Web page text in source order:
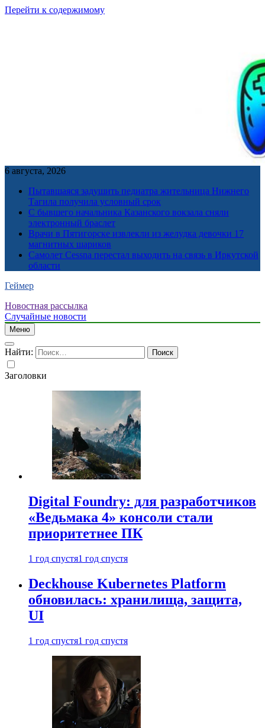
Перейти к содержимому
6 августа, 2026
Пытавшаяся задушить педиатра жительница Нижнего
Тагила получила условный срок
С бывшего начальника Казанского вокзала сняли
электронный браслет
Врачи в Пятигорске извлекли из желудка девочки 17
магнитных шариков
Самолет Cessna перестал выходить на связь в Иркутской
области
Геймер
Новостная рассылка
Случайные новости
Меню
Найти:
Заголовки
Digital Foundry: для разработчиков
«Ведьмака 4» консоли стали
приоритетнее ПК
1 год спустя1 год спустя
Deckhouse Kubernetes Platform
обновилась: хранилища, защита,
UI
1 год спустя1 год спустя